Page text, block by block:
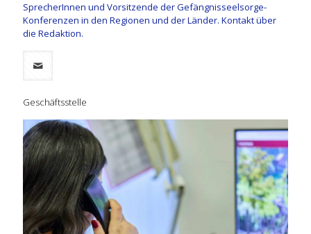
SprecherInnen und Vorsitzende der Gefängnisseelsorge-
Konferenzen in den Regionen und der Länder. Kontakt über
die Redaktion.
Geschäftsstelle